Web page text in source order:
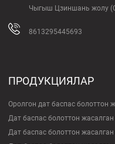
Чыгыш Цзиншань жолу
8613295445693
ПРОДУКЦИЯЛАР
Оролгон дат баспас болоттон
Дат баспас болоттон
Дат баспас болоттон жасалган